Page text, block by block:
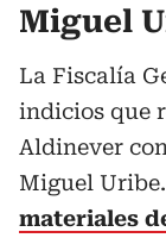
Miguel
La Fiscalía
indicios que
Aldinever
Miguel Uribe.
materiales